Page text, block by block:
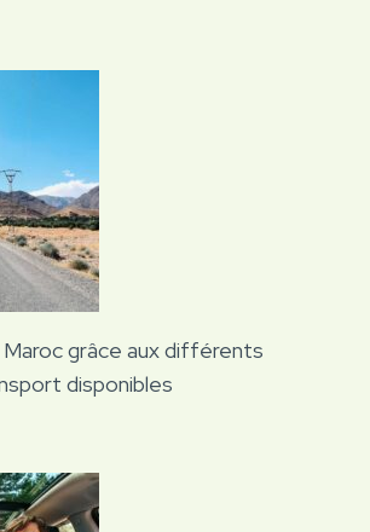
grâce aux différents
disponibles